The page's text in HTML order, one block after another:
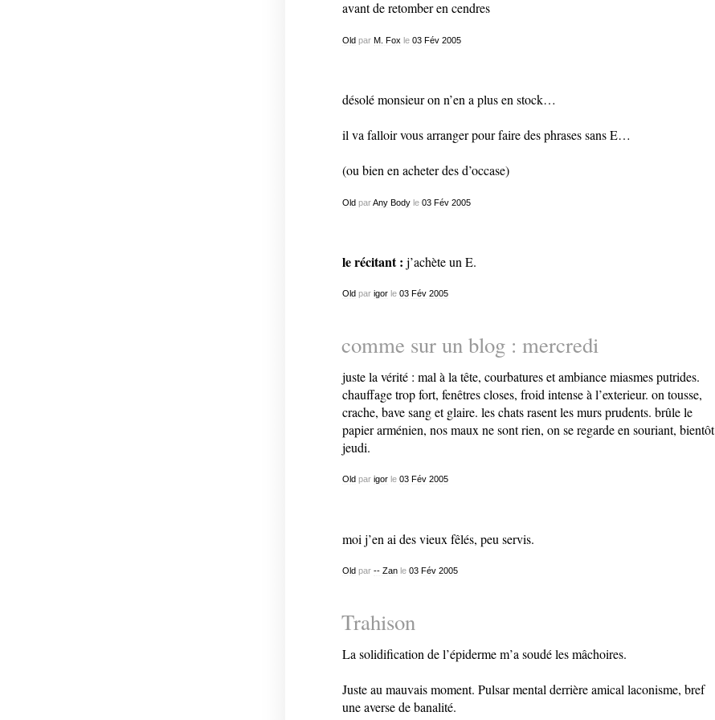
avant de retomber en cendres
Oldpar M. Fox le 03 Fév 2005
désolé monsieur on n’en a plus en stock…
il va falloir vous arranger pour faire des phrases sans E…
(ou bien en acheter des d’occase)
OldparAny Bodyle 03 Fév 2005
le récitant : j’achète un E.
Old par igorle 03 Fév 2005
comme sur un blog : mercredi
juste la vérité : mal à la tête, courbatures et ambiance miasmes putrides.
chauffage trop fort, fenêtres closes, froid intense à l’exterieur. on tousse,
crache, bave sang et glaire. les chats rasent les murs prudents. brûle le
papier arménien, nos maux ne sont rien, on se regarde en souriant, bientôt
jeudi.
Old par igorle 03 Fév 2005
moi j’en ai des vieux fêlés, peu servis.
Oldpar -- Zanle 03 Fév 2005
Trahison
La solidification de l’épiderme m’a soudé les mâchoires.
Juste au mauvais moment. Pulsar mental derrière amical laconisme, bref
une averse de banalité.